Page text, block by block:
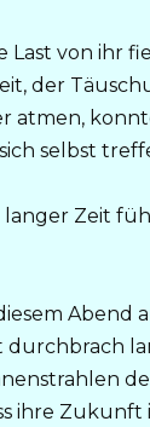
Last von ihr
der
atmen,
selbst
langer Zeit
Abend
ihre